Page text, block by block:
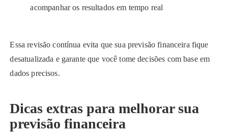
acompanhar os resultados em tempo real
Essa revisão contínua evita que sua previsão financeira fique
desatualizada e garante que você tome decisões com base em
dados precisos.
Dicas extras para melhorar sua
previsão financeira